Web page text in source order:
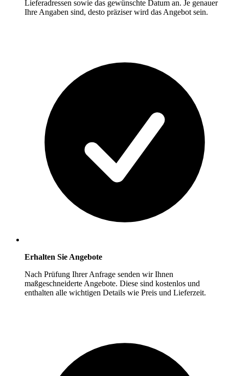
Lieferadressen sowie das gewünschte Datum an. Je genauer
Ihre Angaben sind, desto präziser wird das Angebot sein.
Erhalten Sie Angebote
Nach Prüfung Ihrer Anfrage senden wir Ihnen
maßgeschneiderte Angebote. Diese sind kostenlos und
enthalten alle wichtigen Details wie Preis und Lieferzeit.